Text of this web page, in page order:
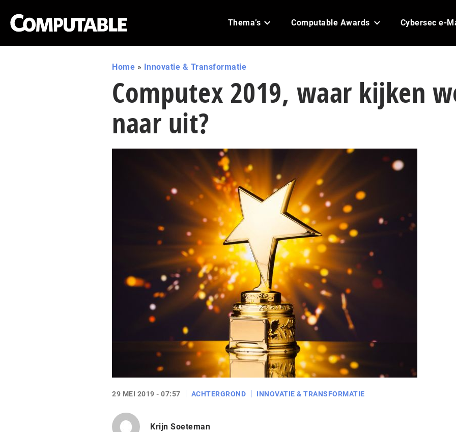
Thema’s Computable Awards Cybersec e-
Home » Innovatie & Transformatie
Computex 2019, waar kijken
naar uit?
29 MEI 2019 - 07:57 ACHTERGROND INNOVATIE & TRANSFORMATIE
Krijn Soeteman